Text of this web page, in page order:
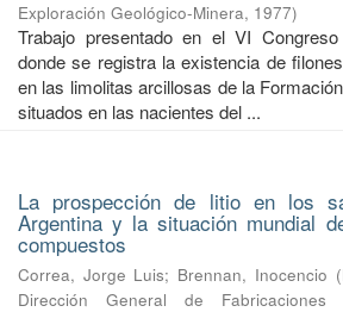
Exploración Geológico-Minera, 1977)
Trabajo presentado en el VI
donde se registra la existencia de
en las limolitas arcillosas de la
situados en las nacientes del ...
La prospección de litio en los
Argentina y la situación mundial
compuestos
Correa, Jorge Luis; Brennan, Inocencio (
Dirección General de